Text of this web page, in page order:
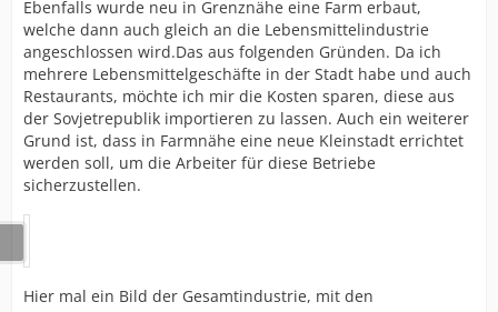
Ebenfalls wurde neu in Grenznähe eine Farm erbaut,
welche dann auch gleich an die Lebensmittelindustrie
angeschlossen wird.Das aus folgenden Gründen. Da ich
mehrere Lebensmittelgeschäfte in der Stadt habe und auch
Restaurants, möchte ich mir die Kosten sparen, diese aus
der Sovjetrepublik importieren zu lassen. Auch ein weiterer
Grund ist, dass in Farmnähe eine neue Kleinstadt errichtet
werden soll, um die Arbeiter für diese Betriebe
sicherzustellen.
Hier mal ein Bild der Gesamtindustrie, mit den